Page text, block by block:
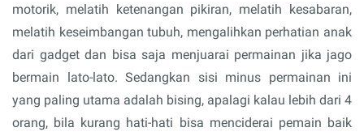
motorik, melatih ketenangan pikiran, melatih kesabaran,
melatih keseimbangan tubuh, mengalihkan perhatian anak
dari gadget dan bisa saja menjuarai permainan jika jago
bermain lato-lato. Sedangkan sisi minus permainan ini
yang paling utama adalah bising, apalagi kalau lebih dari 4
orang, bila kurang hati-hati bisa menciderai pemain baik